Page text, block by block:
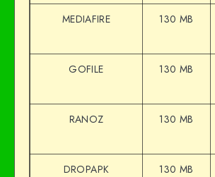
MEDIAFIRE 130 MB
GOFILE 130 MB
RANOZ 130 MB
DROPAPK 130 MB